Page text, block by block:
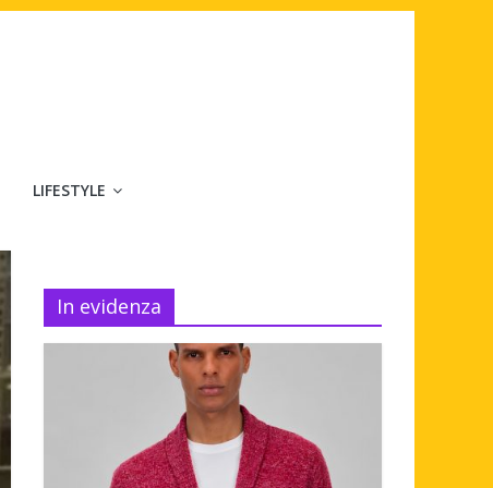
LIFESTYLE
In evidenza